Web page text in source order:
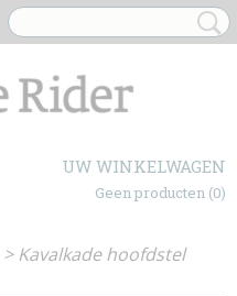
UW WINKELWAGEN
Geen producten (0)
>Kavalkade hoofdstel